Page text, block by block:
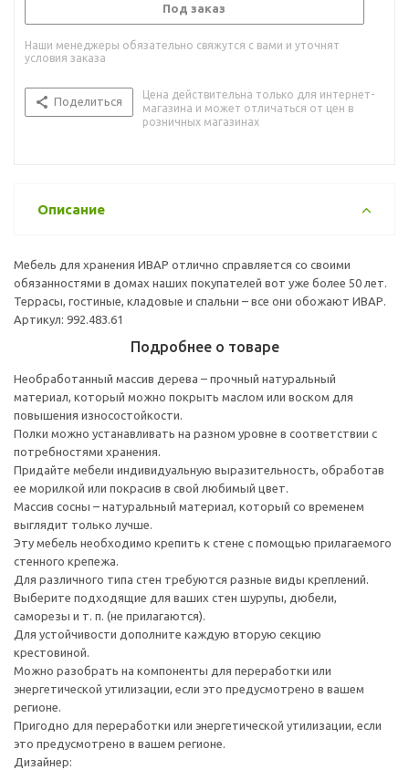
Под заказ
Наши менеджеры обязательно свяжутся с вами и уточнят
условия заказа
Поделиться
Цена действительна только для интернет-
магазина и может отличаться от цен в
розничных магазинах
Описание
Мебель для хранения ИВАР отлично справляется со своими
обязанностями в домах наших покупателей вот уже более 50 лет.
Террасы, гостиные, кладовые и спальни – все они обожают ИВАР.
Артикул: 992.483.61
Подробнее о товаре
Необработанный массив дерева – прочный натуральный
материал, который можно покрыть маслом или воском для
повышения износостойкости.
Полки можно устанавливать на разном уровне в соответствии с
потребностями хранения.
Придайте мебели индивидуальную выразительность, обработав
ее морилкой или покрасив в свой любимый цвет.
Массив сосны – натуральный материал, который со временем
выглядит только лучше.
Эту мебель необходимо крепить к стене с помощью прилагаемого
стенного крепежа.
Для различного типа стен требуются разные виды креплений.
Выберите подходящие для ваших стен шурупы, дюбели,
саморезы и т. п. (не прилагаются).
Для устойчивости дополните каждую вторую секцию
крестовиной.
Можно разобрать на компоненты для переработки или
энергетической утилизации, если это предусмотрено в вашем
регионе.
Пригодно для переработки или энергетической утилизации, если
это предусмотрено в вашем регионе.
Дизайнер: